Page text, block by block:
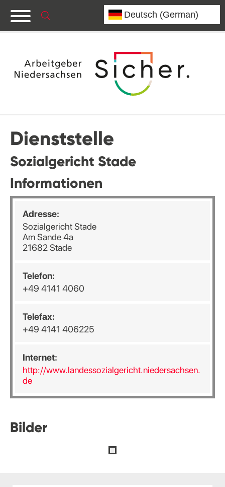
Dienststelle
Sozialgericht Stade
Informationen
Adresse:
Sozialgericht Stade
Am Sande 4a
21682 Stade
Telefon:
+49 4141 4060
Telefax:
+49 4141 406225
Internet:
http://www.landessozialgericht.niedersachsen.
de
Bilder